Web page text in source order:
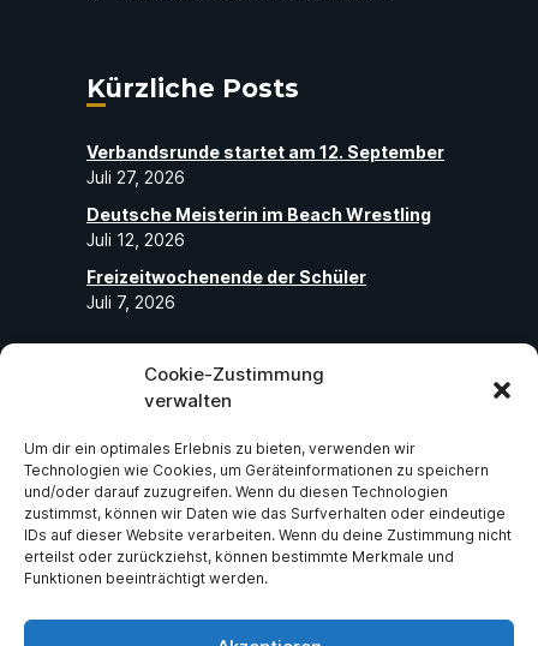
Cookie-Zustimmung
verwalten
Um dir ein optimales Erlebnis zu bieten, verwenden wir
Technologien wie Cookies, um Geräteinformationen zu speichern
und/oder darauf zuzugreifen. Wenn du diesen Technologien
zustimmst, können wir Daten wie das Surfverhalten oder eindeutige
IDs auf dieser Website verarbeiten. Wenn du deine Zustimmung nicht
erteilst oder zurückziehst, können bestimmte Merkmale und
Funktionen beeinträchtigt werden.
Kürzliche Posts
Verbandsrunde startet am 12. September
Juli 27, 2026
Deutsche Meisterin im Beach Wrestling
Juli 12, 2026
Freizeitwochenende der Schüler
Juli 7, 2026
Folge uns
Abonniere unseren Social-Media-Seiten
und folge uns, um die neuesten exklusiven
Neuigkeiten über ASV Germania Bruchsal
e.V zu erhalten.